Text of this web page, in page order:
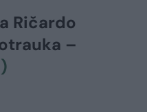
Ričardo
–